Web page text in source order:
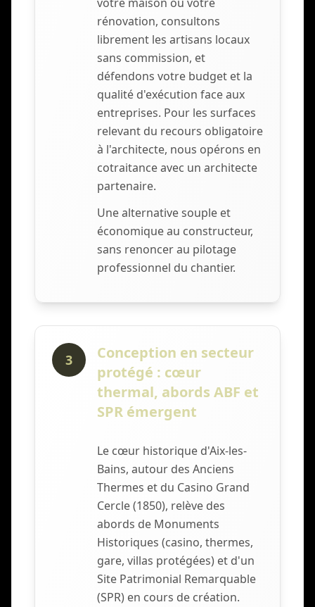
rénovation, consultons
librement les artisans locaux
sans commission, et
défendons votre budget et la
qualité d'exécution face aux
entreprises. Pour les surfaces
relevant du recours obligatoire
à l'architecte, nous opérons en
cotraitance avec un architecte
partenaire.
Une alternative souple et
économique au constructeur,
sans renoncer au pilotage
professionnel du chantier.
3
Conception en secteur
protégé : cœur
thermal, abords ABF et
SPR émergent
Le cœur historique d'Aix-les-
Bains, autour des Anciens
Thermes et du Casino Grand
Cercle (1850), relève des
abords de Monuments
Historiques (casino, thermes,
gare, villas protégées) et d'un
Site Patrimonial Remarquable
(SPR) en cours de création.